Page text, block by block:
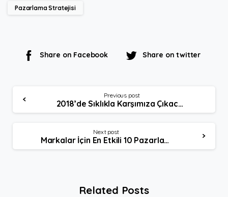
Pazarlama Stratejisi
Share on Facebook Share on twitter
Reading
Previous post
2018’de Sıklıkla Karşımıza Çıkacak Pazarlama Trendleri
Next post
Markalar İçin En Etkili 10 Pazarlama Stratejisi – Bölüm 2
Related Posts